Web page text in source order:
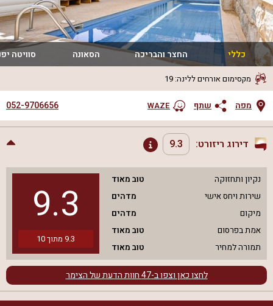
כללי החצר והבריכה הסאונה סוויטה
מקסימום אורחים ללינה:
19
מפה שתף WAZE
052-9706656
דירוג ריזורט: 9.3
נקיון ותחזוקה
טוב מאוד
שירות ויחס אישי
מדהים
מיקום
מדהים
אמת בפרסום
טוב מאוד
תמורה למחיר
טוב מאוד
9.3
9.3 מתוך10
לחצו כאן וצפו ב-47חוות הדעת של הצימר